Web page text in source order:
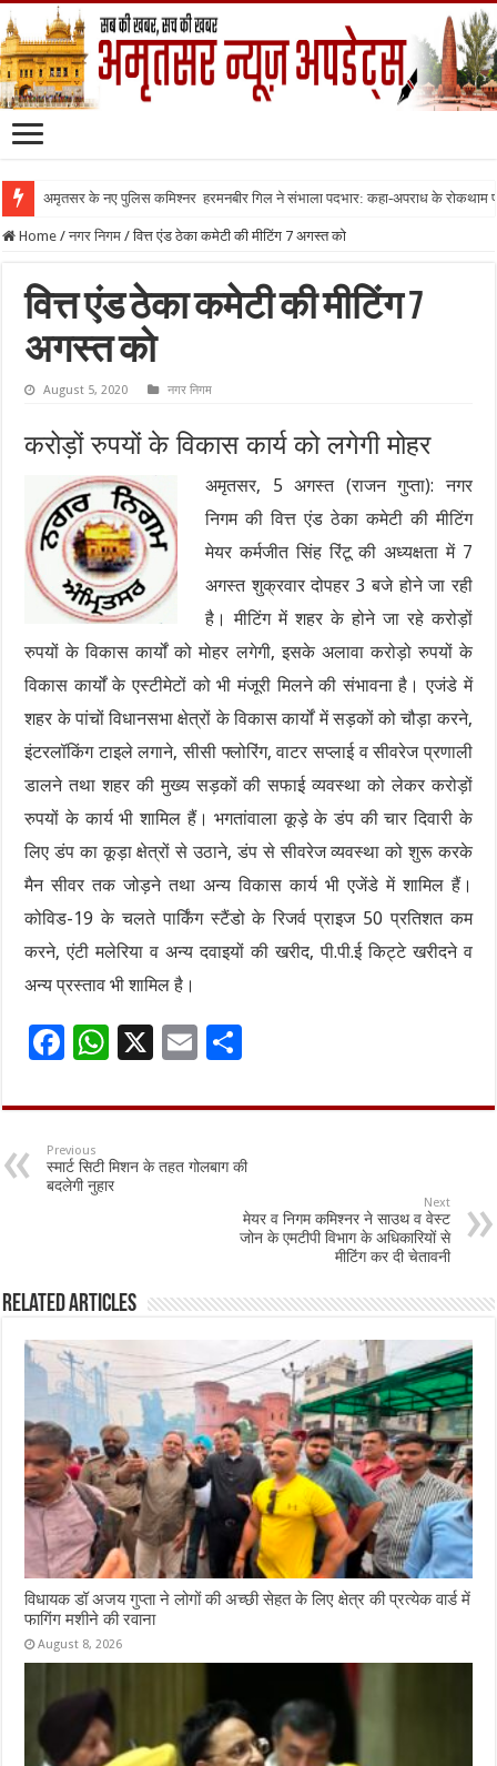
अमृतसर के नए पुलिस कमिश्नर हरमनबीर गिल ने संभाला पदभार: कहा-अपराध के रोकथाम
Home / नगर निगम / वित्त एंड ठेका कमेटी की मीटिंग 7 अगस्त को
वित्त एंड ठेका कमेटी की मीटिंग 7
अगस्त को
August 5, 2020 नगर निगम
करोड़ों रुपयों के विकास कार्य को लगेगी मोहर
अमृतसर, 5 अगस्त (राजन गुप्ता): नगर
निगम की वित्त एंड ठेका कमेटी की मीटिंग
मेयर कर्मजीत सिंह रिंटू की अध्यक्षता में 7
अगस्त शुक्रवार दोपहर 3 बजे होने जा रही
है। मीटिंग में शहर के होने जा रहे करोड़ों
रुपयों के विकास कार्यों को मोहर लगेगी, इसके अलावा करोड़ो रुपयों के
विकास कार्यों के एस्टीमेटों को भी मंजूरी मिलने की संभावना है। एजंडे में
शहर के पांचों विधानसभा क्षेत्रों के विकास कार्यों में सड़कों को चौड़ा करने,
इंटरलॉकिंग टाइले लगाने, सीसी फ्लोरिंग, वाटर सप्लाई व सीवरेज प्रणाली
डालने तथा शहर की मुख्य सड़कों की सफाई व्यवस्था को लेकर करोड़ों
रुपयों के कार्य भी शामिल हैं। भगतांवाला कूड़े के डंप की चार दिवारी के
लिए डंप का कूड़ा क्षेत्रों से उठाने, डंप से सीवरेज व्यवस्था को शुरू करके
मैन सीवर तक जोड़ने तथा अन्य विकास कार्य भी एजेंडे में शामिल हैं।
कोविड-19 के चलते पार्किंग स्टैंडो के रिजर्व प्राइज 50 प्रतिशत कम
करने, एंटी मलेरिया व अन्य दवाइयों की खरीद, पी.पी.ई किट्टे खरीदने व
अन्य प्रस्ताव भी शामिल है।
F
e
b
o
W
at
sA
p
X
E
ai ar
e
Previous
स्मार्ट सिटी मिशन के तहत गोलबाग की
बदलेगी नुहार
Next
मेयर व निगम कमिश्नर ने साउथ व वेस्ट
जोन के एमटीपी विभाग के अधिकारियों से
मीटिंग कर दी चेतावनी
Related Articles
विधायक डॉ अजय गुप्ता ने लोगों की अच्छी सेहत के लिए क्षेत्र की प्रत्येक वार्ड में
फागिंग मशीने की रवाना
August 8, 2026